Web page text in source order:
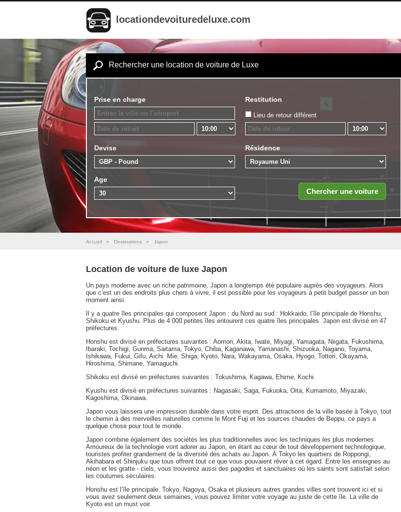
locationdevoituredeluxe.com
Rechercher une location de voiture de Luxe
Prise en charge Restitution
Lieu de retour différent
Devise Résidence
Age
Accueil » Destinations » Japon
Location de voiture de luxe Japon
Un pays moderne avec un riche patrimoine, Japon a longtemps été populaire auprès des voyageurs. Alors
que c’est un des endroits plus chers à vivre, il est possible pour les voyageurs à petit budget passer un bon
moment ainsi.
Il y a quatre îles principales qui composent Japon : du Nord au sud : Hokkaido, l’île principale de Honshu,
Shikoku et Kyushu. Plus de 4 000 petites îles entourent ces quatre îles principales. Japon est divisé en 47
préfectures.
Honshu est divisé en préfectures suivantes : Aomori, Akita, Iwate, Miyagi, Yamagata, Niigata, Fukushima,
Ibaraki, Tochigi, Gunma, Saitama, Tokyo, Chiba, Kaganawa, Yamanashi, Shizuoka, Nagano, Toyama,
Ishikawa, Fukui, Gifu, Aichi. Mie, Shiga, Kyoto, Nara, Wakayama, Osaka, Hyogo, Tottori, Okayama,
Hiroshima, Shimane, Yamaguchi.
Shikoku est divisé en préfectures suivantes : Tokushima, Kagawa, Ehime, Kochi.
Kyushu est divisé en préfectures suivantes : Nagasaki, Saga, Fukuoka, Oita, Kumamoto, Miyazaki,
Kagoshima, Okinawa.
Japon vous laissera une impression durable dans votre esprit. Des attractions de la ville basée à Tokyo, tout
le chemin à des merveilles naturelles comme le Mont Fuji et les sources chaudes de Beppu, ce pays a
quelque chose pour tout le monde.
Japon combine également des sociétés les plus traditionnelles avec les techniques les plus modernes.
Amoureux de la technologie vont adorer au Japon, en étant au cœur de tout développement technologique,
touristes profiter grandement de la diversité des achats au Japon. À Tokyo les quartiers de Roppongi,
Akihabara et Shinjuku que tous offrent tout ce que vous pouvaient rêver à cet égard. Entre les enseignes au
néon et les gratte - ciels, vous trouverez aussi des pagodes et sanctuaires où les saints sont satisfait selon
les coutumes séculaires.
Honshu est l’île principale. Tokyo, Nagoya, Osaka et plusieurs autres grandes villes sont trouvent ici et si
vous avez seulement deux semaines, vous pouvez limiter votre voyage au juste de cette île. La ville de
Kyoto est un must voir.